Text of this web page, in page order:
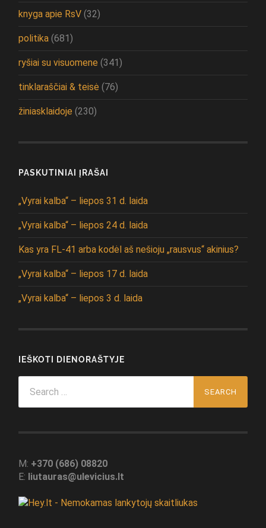
knyga apie RsV (32)
politika (681)
ryšiai su visuomene (341)
tinklaraščiai & teisė (76)
žiniasklaidoje (230)
PASKUTINIAI ĮRAŠAI
„Vyrai kalba“ – liepos 31 d. laida
„Vyrai kalba“ – liepos 24 d. laida
Kas yra FL-41 arba kodėl aš nešioju „rausvus“ akinius?
„Vyrai kalba“ – liepos 17 d. laida
„Vyrai kalba“ – liepos 3 d. laida
IEŠKOTI DIENORAŠTYJE
for:
M: +370 (686) 08820
E: liutauras@ulevicius.lt